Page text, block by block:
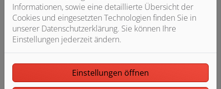
den seitlich arrangierten Bedienhebel in extra schmaler
Ausführung ergänzt wird. Gleichzeitig erhöht die
Schwenkfunktion den Nutzerkomfort. In Chrom und
Schwarz erhältlich.
In zweierlei Gewand
Informationen, sowie eine detaillierte Übersicht der
Cookies und eingesetzten Technologien finden Sie in
unserer Datenschutzerklärung. Sie können Ihre
Einstellungen jederzeit ändern.
Einstellungen öffnen